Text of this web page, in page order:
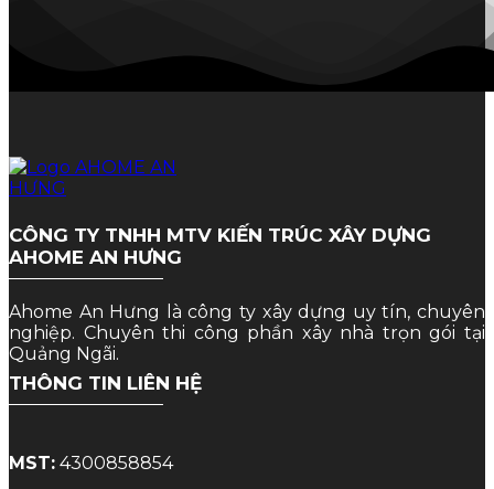
CÔNG TY TNHH MTV KIẾN TRÚC XÂY DỰNG
AHOME AN HƯNG
Ahome An Hưng là công ty xây dựng uy tín, chuyên
nghiệp. Chuyên thi công phần xây nhà trọn gói tại
Quảng Ngãi.
THÔNG TIN LIÊN HỆ
MST: 4300858854